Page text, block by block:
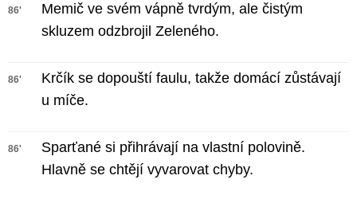
86'
Memič ve svém vápně tvrdým, ale čistým
skluzem odzbrojil Zeleného.
86'
Krčík se dopouští faulu, takže domácí zůstávají
u míče.
86'
Sparťané si přihrávají na vlastní polovině.
Hlavně se chtějí vyvarovat chyby.